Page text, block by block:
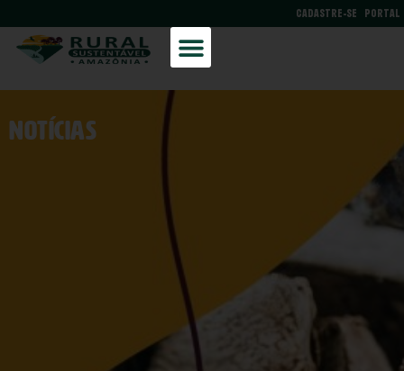
PORTAL
CADASTRE-SE
NOtícias